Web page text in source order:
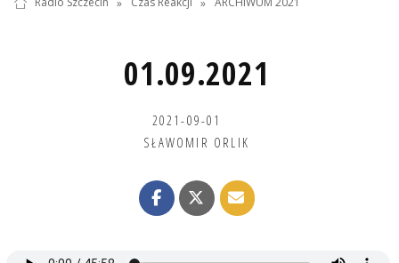
01.09.2021
2021-09-01
SŁAWOMIR ORLIK